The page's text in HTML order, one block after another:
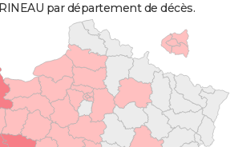
par département de décès.